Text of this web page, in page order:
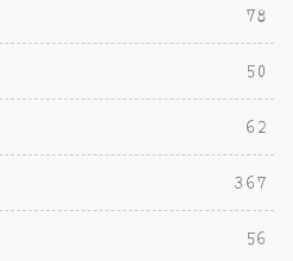
78
50
62
367
56